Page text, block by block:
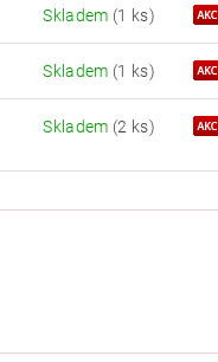
Skladem (1 ks)
Skladem (1 ks)
Skladem (2 ks)